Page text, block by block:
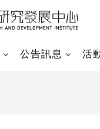
公告訊息 活